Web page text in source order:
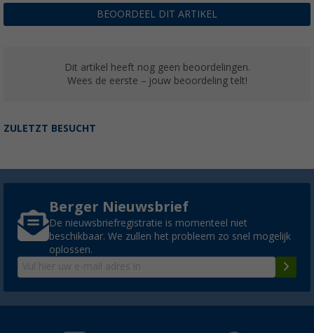
BEOORDEEL DIT ARTIKEL
Dit artikel heeft nog geen beoordelingen.
Wees de eerste – jouw beoordeling telt!
ZULETZT BESUCHT
Berger Nieuwsbrief
De nieuwsbriefregistratie is momenteel niet
beschikbaar. We zullen het probleem zo snel mogelijk
oplossen.